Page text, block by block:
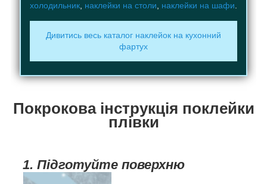
холодильник, наклейки на столи, наклейки на шафи.
Дивитись весь каталог наклейок на кухонний
фартух
Покрокова інструкція поклейки
плівки
1. Підготуйте поверхню